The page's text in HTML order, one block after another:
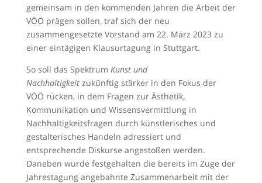
gemeinsam in den kommenden Jahren die Arbeit der
VÖÖ prägen sollen, traf sich der neu
zusammengesetzte Vorstand am 22. März 2023 zu
einer eintägigen Klausurtagung in Stuttgart.
So soll das Spektrum Kunst und
Nachhaltigkeitzukünftig stärker in den Fokus der
VÖÖ rücken, in dem Fragen zur Ästhetik,
Kommunikation und Wissensvermittlung in
Nachhaltigkeitsfragen durch künstlerisches und
gestalterisches Handeln adressiert und
entsprechende Diskurse angestoßen werden.
Daneben wurde festgehalten die bereits im Zuge der
Jahrestagung angebahnte Zusammenarbeit mit der